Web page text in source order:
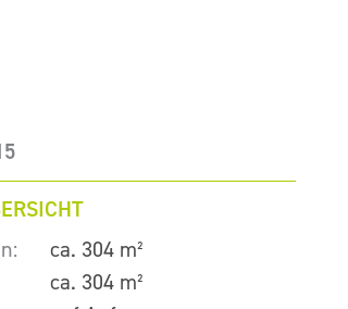
ca. 304 m²
ca. 304 m²